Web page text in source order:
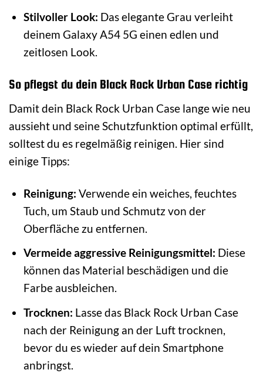
Stilvoller Look: Das elegante Grau verleiht
deinem Galaxy A54 5G einen edlen und
zeitlosen Look.
So pflegst du dein Black Rock Urban Case richtig
Damit dein Black Rock Urban Case lange wie neu
aussieht und seine Schutzfunktion optimal erfüllt,
solltest du es regelmäßig reinigen. Hier sind
einige Tipps:
Reinigung: Verwende ein weiches, feuchtes
Tuch, um Staub und Schmutz von der
Oberfläche zu entfernen.
Vermeide aggressive Reinigungsmittel: Diese
können das Material beschädigen und die
Farbe ausbleichen.
Trocknen: Lasse das Black Rock Urban Case
nach der Reinigung an der Luft trocknen,
bevor du es wieder auf dein Smartphone
anbringst.